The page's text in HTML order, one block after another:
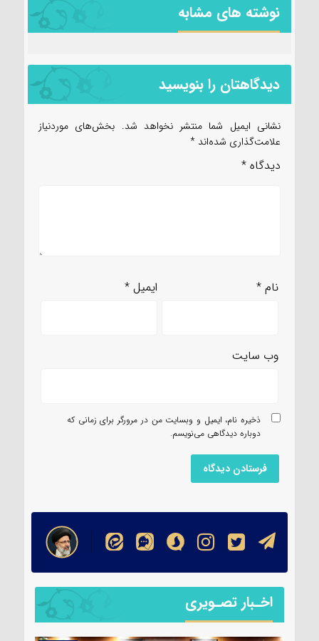
نوشته های مشابه
دیدگاهتان را بنویسید
نشانی ایمیل شما منتشر نخواهد شد. بخش‌های موردنیاز
علامت‌گذاری شده‌اند *
دیدگاه *
نام* ایمیل*
وب‌ سایت
ذخیره نام، ایمیل و وبسایت من در مرورگر برای زمانی که
دوباره دیدگاهی می‌نویسم.
اخـبار تصـویری